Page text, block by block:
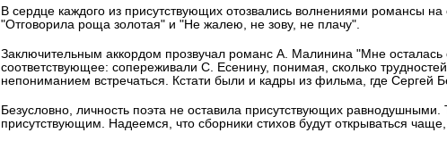
В сердце каждого из присутствующих отозвались волнениями романсы
"Отговорила роща золотая" и "Не жалею, не зову, не плачу".
Заключительным аккордом прозвучал романс А. Малинина "Мне осталась
соответствующее: сопереживали С. Есенину, понимая, сколько
непониманием встречаться. Кстати были и кадры из фильма, где Сергей
Безусловно, личность поэта не оставила присутствующих
присутствующим. Надеемся, что сборники стихов будут открываться